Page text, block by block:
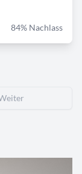
84% Nachlass